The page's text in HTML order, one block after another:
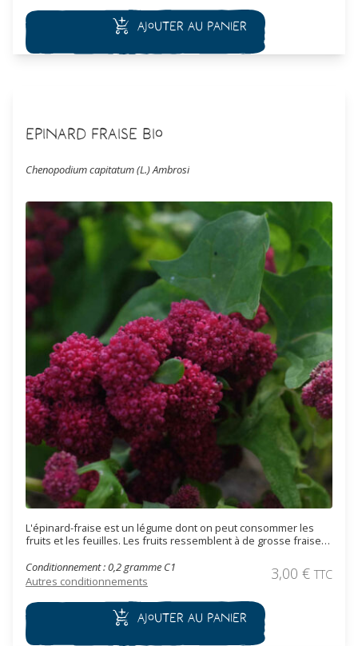
Ajouter au panier
Epinard Fraise Bio
Chenopodium capitatum (L.) Ambrosi
L'épinard-fraise est un légume dont on peut consommer les
fruits et les feuilles. Les fruits ressemblent à de grosse fraise
Les feuilles ont un goût similaire à celui de la noisette.
Cependant, si vous les consommez crues, ça sera avec
modération car la plante contient des oxalates.
Conditionnement : 0,2 gramme C1
Autres conditionnements
3,00 € TTC
Ajouter au panier